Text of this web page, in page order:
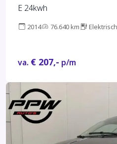
E 24kwh
2014 76.640 km Elektrisch
va. € 207,- p/m